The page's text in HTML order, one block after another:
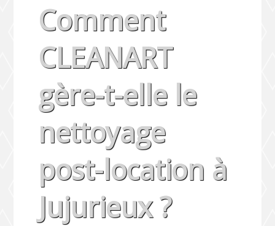
Comment
CLEANART
gère-t-elle le
nettoyage
post-location à
Jujurieux ?